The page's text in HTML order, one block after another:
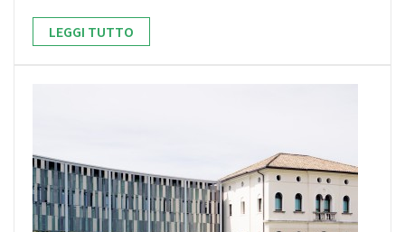
LEGGI TUTTO